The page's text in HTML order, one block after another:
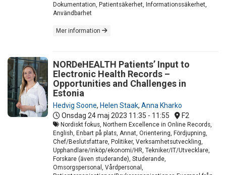
Dokumentation, Patientsäkerhet, Informationssäkerhet,
Användbarhet
Mer information
NORDeHEALTH Patients’ Input to
Electronic Health Records –
Opportunities and Challenges in
Estonia
Hedvig Soone, Helen Staak, Anna Kharko
Onsdag 24 maj 2023 11:35 - 11:55 F2
Nordiskt fokus, Northern Excellence in Online Records,
English, Enbart på plats, Annat, Orientering, Fördjupning,
Chef/Beslutsfattare, Politiker, Verksamhetsutveckling,
Upphandlare/inköp/ekonomi/HR, Tekniker/IT/Utvecklare,
Forskare (även studerande), Studerande,
Omsorgspersonal, Vårdpersonal,